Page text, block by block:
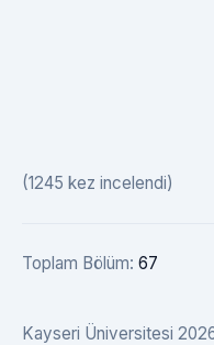
(1245 kez incelendi)
Toplam Bölüm: 67
Kayseri Üniversitesi 2026